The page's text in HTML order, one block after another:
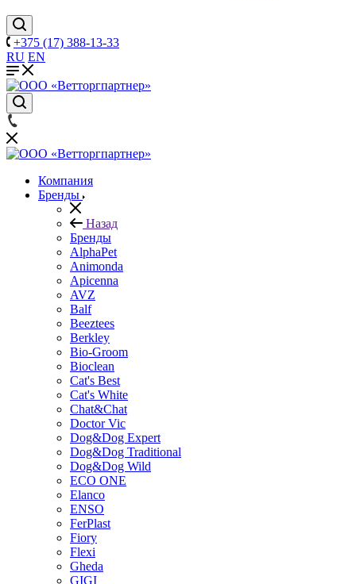
+375 (17) 388-13-33
RU EN
Компания
Бренды
Назад
Бренды
AlphaPet
Animonda
Apicenna
AVZ
Balf
Beeztees
Berkley
Bio-Groom
Bioclean
Cat's Best
Cat's White
Chat&Chat
Doctor Vic
Dog&Dog Expert
Dog&Dog Traditional
Dog&Dog Wild
ECO ONE
Elanco
ENSO
FerPlast
Fiory
Flexi
Gheda
GIGI